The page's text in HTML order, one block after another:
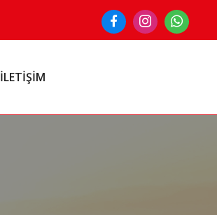
İLETİŞİM